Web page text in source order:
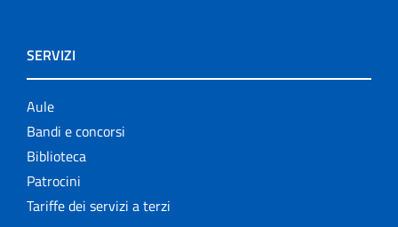
SERVIZI
Aule
Bandi e concorsi
Biblioteca
Patrocini
Tariffe dei servizi a terzi